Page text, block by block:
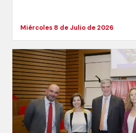
Miércoles 8 de Julio de 2026